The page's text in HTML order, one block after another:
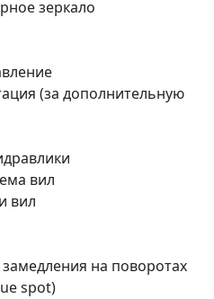
зеркало
(за дополнительную
вил
вил
на поворотах
spot)